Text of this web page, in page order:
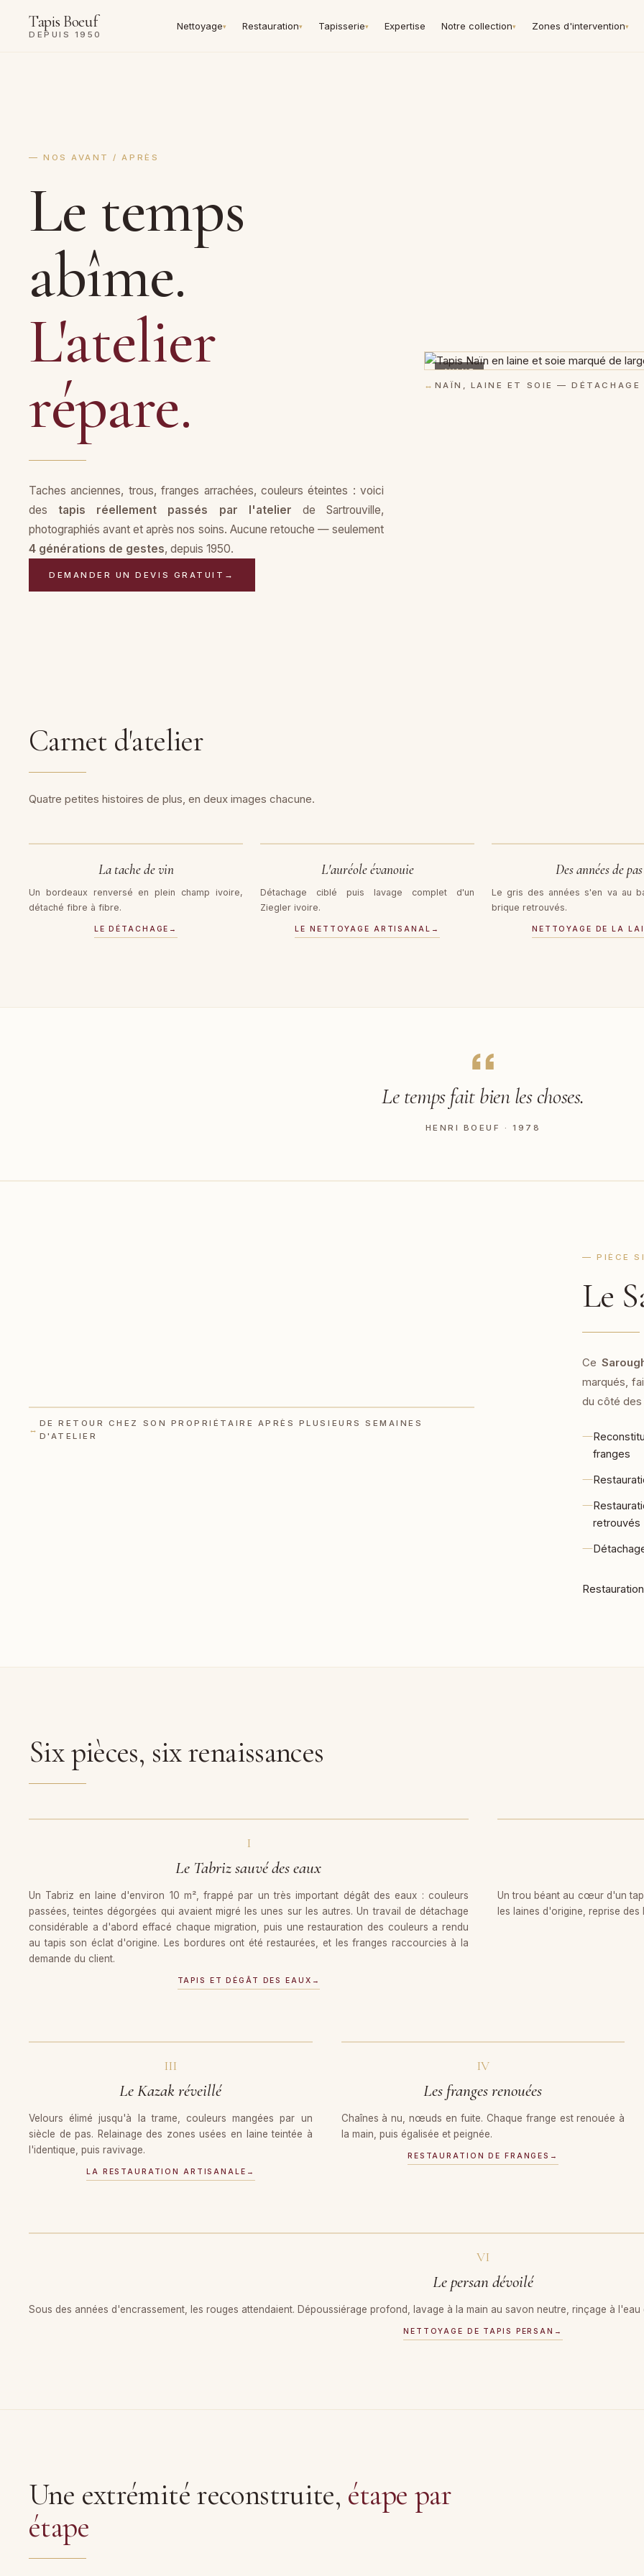
Tapis Boeuf
DEPUIS 1950
Nettoyage▾ Restauration▾ Tapisserie▾ Expertise Notre collection▾ Zones d'intervention▾
— NOS AVANT / APRÈS
Le temps
abîme.
L'atelier
répare.
Taches anciennes, trous, franges arrachées, couleurs éteintes : voici
destapis réellement passés par l'atelier de Sartrouville,
photographiés avant et après nos soins. Aucune retouche — seulement
4 générations de gestes, depuis 1950.
DEMANDER UN DEVIS GRATUIT →
AVANT
↔ NAÏN, LAINE ET SOIE — DÉTACHAGE
Carnet d'atelier
Quatre petites histoires de plus, en deux images chacune.
La tache de vin
Un bordeaux renversé en plein champ ivoire,
détaché fibre à fibre.
LE DÉTACHAGE →
L'auréole évanouie
Détachage ciblé puis lavage complet d'un
Ziegler ivoire.
LE NETTOYAGE ARTISANAL →
Des années de pas
Le gris des années s'en va au
brique retrouvés.
NETTOYAGE DE LA
Le temps fait bien les choses.
HENRI BOEUF · 1978
APRÈS
↔
DE RETOUR CHEZ SON PROPRIÉTAIRE APRÈS PLUSIEURS SEMAINES
D'ATELIER
— PIÈCE
Le
Ce
marqués,
du côté des
—
franges
—
—
retrouvés
—
Six pièces, six renaissances
I
Le Tabriz sauvé des eaux
Un Tabriz en laine d'environ 10 m², frappé par un très important dégât des eaux : couleurs
passées, teintes dégorgées qui avaient migré les unes sur les autres. Un travail de détachage
considérable a d'abord effacé chaque migration, puis une restauration des couleurs a rendu
au tapis son éclat d'origine. Les bordures ont été restaurées, et les franges raccourcies à la
demande du client.
TAPIS ET DÉGÂT DES EAUX →
Un trou béant au cœur d'un
les laines d'origine, reprise
III
Le Kazak réveillé
Velours élimé jusqu'à la trame, couleurs mangées par un
siècle de pas. Relainage des zones usées en laine teintée à
l'identique, puis ravivage.
LA RESTAURATION ARTISANALE →
IV
Les franges renouées
Chaînes à nu, nœuds en fuite. Chaque frange est renouée à
la main, puis égalisée et peignée.
RESTAURATION DE FRANGES →
VI
Le persan dévoilé
Sous des années d'encrassement, les rouges attendaient. Dépoussiérage profond, lavage à la main au savon neutre, rinçage à
NETTOYAGE DE TAPIS PERSAN →
Une extrémité reconstruite, étape par
étape